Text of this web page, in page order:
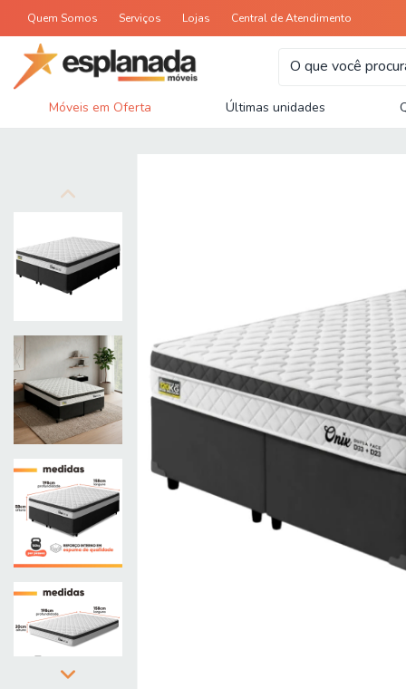
Quem Somos Serviços Lojas Central de Atendimento
Móveis em Oferta Últimas unidades